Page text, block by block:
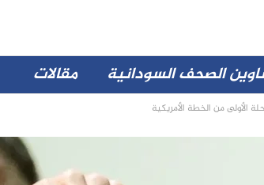
الصحف السودانية مقالات
الأولى من الخطة الأمريكية